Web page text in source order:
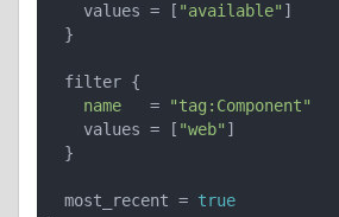
    values = [
"available" ]
name
   =
"tag:Component"
    values = [
"web" ]
  most_recent =
true